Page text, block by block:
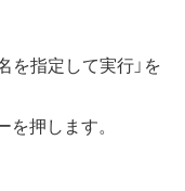
を指定して実行」を
を押します。